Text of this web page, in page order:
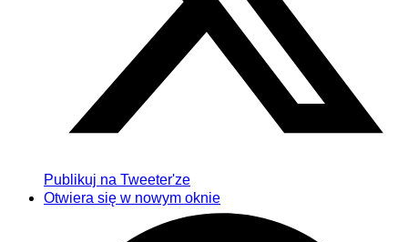
Publikuj na Tweeter'ze
Otwiera się w nowym oknie